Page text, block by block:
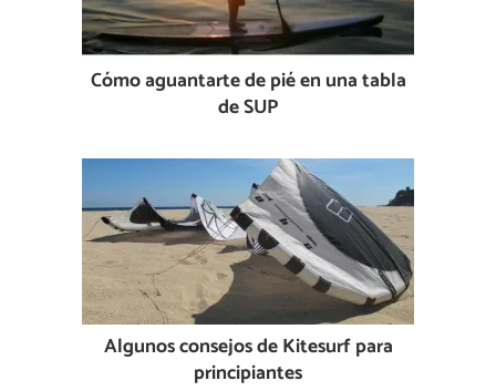
Cómo aguantarte de pié en una tabla
de SUP
Algunos consejos de Kitesurf para
principiantes